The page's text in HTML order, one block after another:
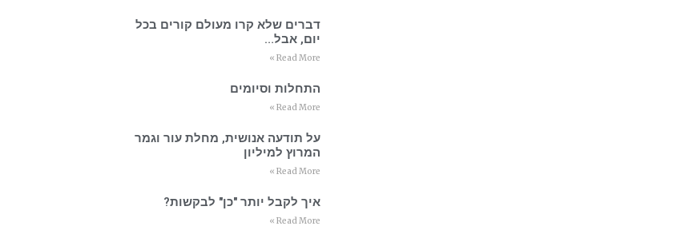
דברים שלא קרו מעולם קורים בכל
יום, אבל…
Read More »
התחלות וסיומים
Read More »
על תודעה אנושית, מחלת עור וגמר
המרוץ למיליון
Read More »
איך לקבל יותר "כן" לבקשות?
Read More »